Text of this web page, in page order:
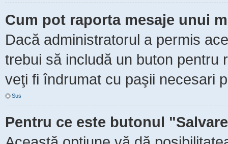
Cum pot raporta mesaje unui
Dacă administratorul a permis
trebui să includă un buton pentru
veţi fi îndrumat cu paşii necesari
Sus
Pentru ce este butonul